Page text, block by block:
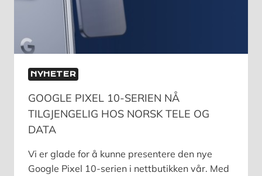
NYHETER
GOOGLE PIXEL 10-SERIEN NÅ
TILGJENGELIG HOS NORSK TELE OG
DATA
Vi er glade for å kunne presentere den nye
Google Pixel 10-serien i nettbutikken vår. Med